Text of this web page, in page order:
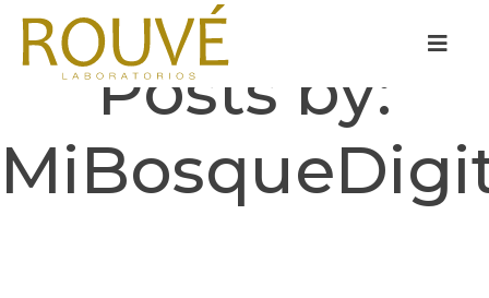
Posts by: